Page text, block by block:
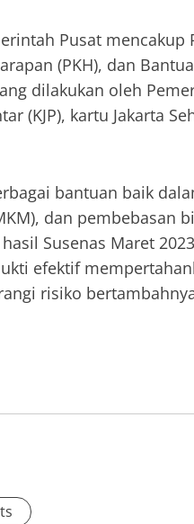
Pusat
(PKH), dan
dilakukan oleh
(KJP), kartu Jakarta
bantuan baik
dan pembebasan
Susenas Maret
efektif
risiko